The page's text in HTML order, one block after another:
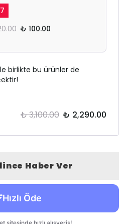
₺ 100.00
birlikte bu ürünler de
₺ 3,100.00 ₺ 2,290.00
Haber Ver